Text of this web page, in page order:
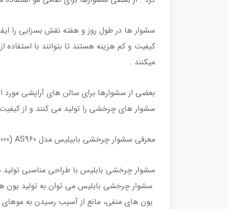
سشوار ها در طول روز و هفته نقش بسزایی را
کیفیت و کم هزینه هستند تا بتوانند با
میکنند .
بعضی از سشوارها برای سالن های آرایشی مورد
سشوار های چرخشی را تولید می کنند و از
معرفی سشوار چرخشی بابیلیس مدل AS960 (1000 وات)
سشوار چرخشی بابلیس با طراحی مناسبی
سشوار چرخشی بابلیس می توان به تولید یون
یون های منفی، مانع از آسیب رسیدن به